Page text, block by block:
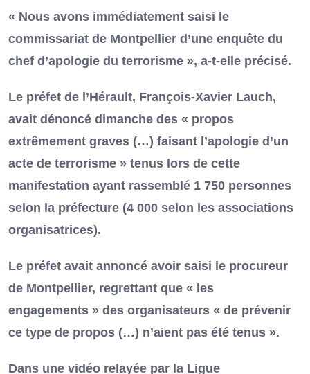
« Nous avons immédiatement saisi le
commissariat de Montpellier d’une enquête du
chef d’apologie du terrorisme », a-t-elle précisé.
Le préfet de l’Hérault, François-Xavier Lauch,
avait dénoncé dimanche des « propos
extrêmement graves (…) faisant l’apologie d’un
acte de terrorisme » tenus lors de cette
manifestation ayant rassemblé 1 750 personnes
selon la préfecture (4 000 selon les associations
organisatrices).
Le préfet avait annoncé avoir saisi le procureur
de Montpellier, regrettant que « les
engagements » des organisateurs « de prévenir
ce type de propos (…) n’aient pas été tenus ».
Dans une vidéo relayée par la Ligue